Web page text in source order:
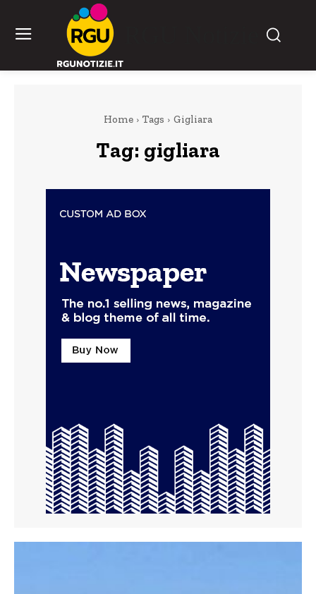
Home Tags Gigliara
Tag: gigliara